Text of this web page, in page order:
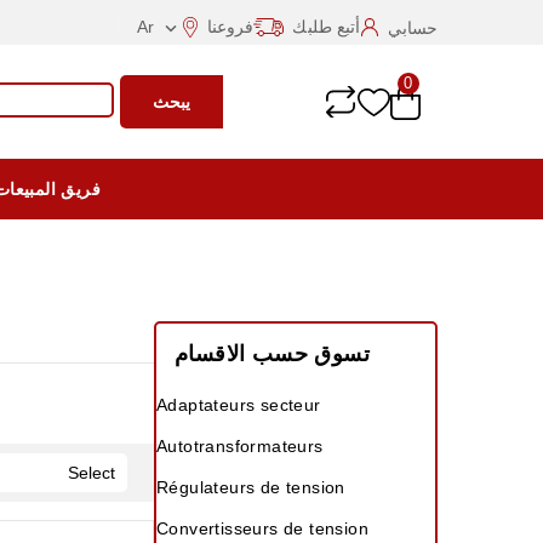
Ar  فروعنا أتبع طلبك حسابي
يبحث
0
فريق
تسوق حسب الاقسام
Adaptateurs secteur
Autotransformateurs
Régulateurs de tension
Convertisseurs de tension
Select